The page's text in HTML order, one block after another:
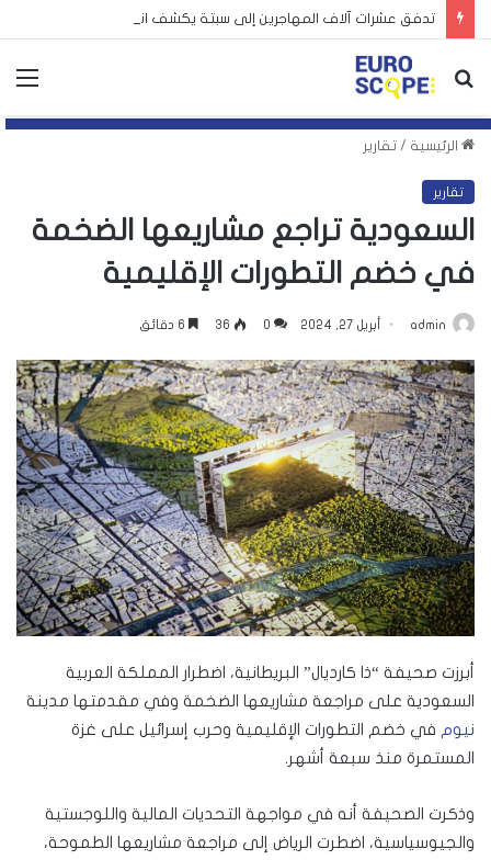
تدفق عشرات آلاف المهاجرين إلى سبتة يكشف انقسام أوروبا
بحث
الرئيسية / تقارير
تقارير
السعودية تراجع مشاريعها الضخمة
في خضم التطورات الإقليمية
admin أبريل 27, 2024 0
36
أبرزت صحيفة “ذا كارديال” البريطانية، اضطرار المملكة العربية
السعودية على مراجعة مشاريعها الضخمة وفي مقدمتها مدينة
نيوم في خضم التطورات الإقليمية وحرب إسرائيل على غزة
المستمرة منذ سبعة أشهر.
وذكرت الصحيفة أنه في مواجهة التحديات المالية واللوجستية
والجيوسياسية، اضطرت الرياض إلى مراجعة مشاريعها الطموحة،